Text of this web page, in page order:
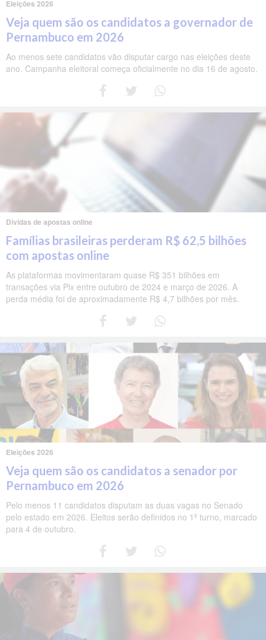
Eleições 2026
Veja quem são os candidatos a governador de
Pernambuco em 2026
Ao menos sete candidatos vão disputar cargo nas eleições deste
ano. Campanha eleitoral começa oficialmente no dia 16 de agosto.
Dívidas de apostas online
Famílias brasileiras perderam R$ 62,5 bilhões
com apostas online
As plataformas movimentaram quase R$ 351 bilhões em
transações via Pix entre outubro de 2024 e março de 2026. A
perda média foi de aproximadamente R$ 4,7 bilhões por mês.
Eleições 2026
Veja quem são os candidatos a senador por
Pernambuco em 2026
Pelo menos 11 candidatos disputam as duas vagas no Senado
pelo estado em 2026. Eleitos serão definidos no 1º turno, marcado
para 4 de outubro.